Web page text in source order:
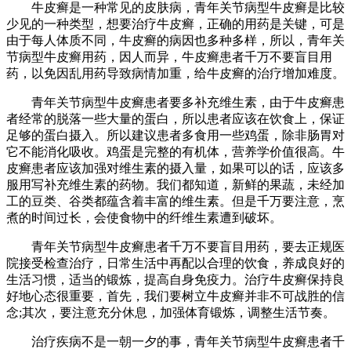
牛皮癣是一种常见的皮肤病，青年关节病型牛皮癣是比较
少见的一种类型，想要治疗牛皮癣，正确的用药是关键，可是
由于每人体质不同，牛皮癣的病因也多种多样，所以，青年关
节病型牛皮癣用药，因人而异，牛皮癣患者千万不要盲目用
药，以免因乱用药导致病情加重，给牛皮癣的治疗增加难度。
青年关节病型牛皮癣患者要多补充维生素，由于牛皮癣患
者经常的脱落一些大量的蛋白，所以患者应该在饮食上，保证
足够的蛋白摄入。所以建议患者多食用一些鸡蛋，除非肠胃对
它不能消化吸收。鸡蛋是完整的有机体，营养学价值很高。牛
皮癣患者应该加强对维生素的摄入量，如果可以的话，应该多
服用写补充维生素的药物。我们都知道，新鲜的果蔬，未经加
工的豆类、谷类都蕴含着丰富的维生素。但是千万要注意，烹
煮的时间过长，会使食物中的纤维生素遭到破坏。
青年关节病型牛皮癣患者千万不要盲目用药，要去正规医
院接受检查治疗，日常生活中再配以合理的饮食，养成良好的
生活习惯，适当的锻炼，提高自身免疫力。治疗牛皮癣保持良
好地心态很重要，首先，我们要树立牛皮癣并非不可战胜的信
念;其次，要注意充分休息，加强体育锻炼，调整生活节奏。
治疗疾病不是一朝一夕的事，青年关节病型牛皮癣患者千